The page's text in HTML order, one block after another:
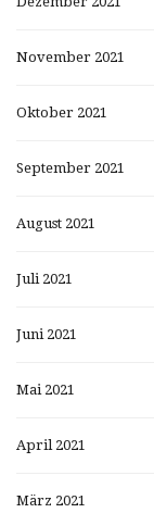
November 2021
Oktober 2021
September 2021
August 2021
Juli 2021
Juni 2021
Mai 2021
April 2021
März 2021